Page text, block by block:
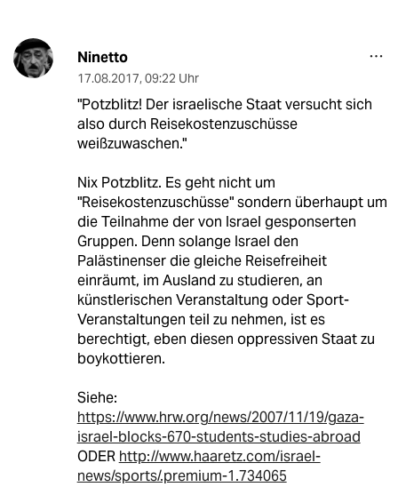
Ninetto
17.08.2017, 09:22 Uhr
"Potzblitz! Der israelische Staat versucht sich
also durch Reisekostenzuschüsse
weißzuwaschen."
Nix Potzblitz. Es geht nicht um
"Reisekostenzuschüsse" sondern überhaupt um
die Teilnahme der von Israel gesponserten
Gruppen. Denn solange Israel den
Palästinenser die gleiche Reisefreiheit
einräumt, im Ausland zu studieren, an
künstlerischen Veranstaltung oder Sport-
Veranstaltungen teil zu nehmen, ist es
berechtigt, eben diesen oppressiven Staat zu
boykottieren.
Siehe:
https://www.hrw.org/news/2007/11/19/gaza-
israel-blocks-670-students-studies-abroad
ODER http://www.haaretz.com/israel-
news/sports/.premium-1.734065